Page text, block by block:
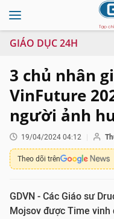
GIÁO DỤC 24H
3 chủ nhân
VinFuture
người ảnh
19/04/2024 04:12
Theo dõi trên
GDVN - Các Giáo sư
Mojsov được Time vinh